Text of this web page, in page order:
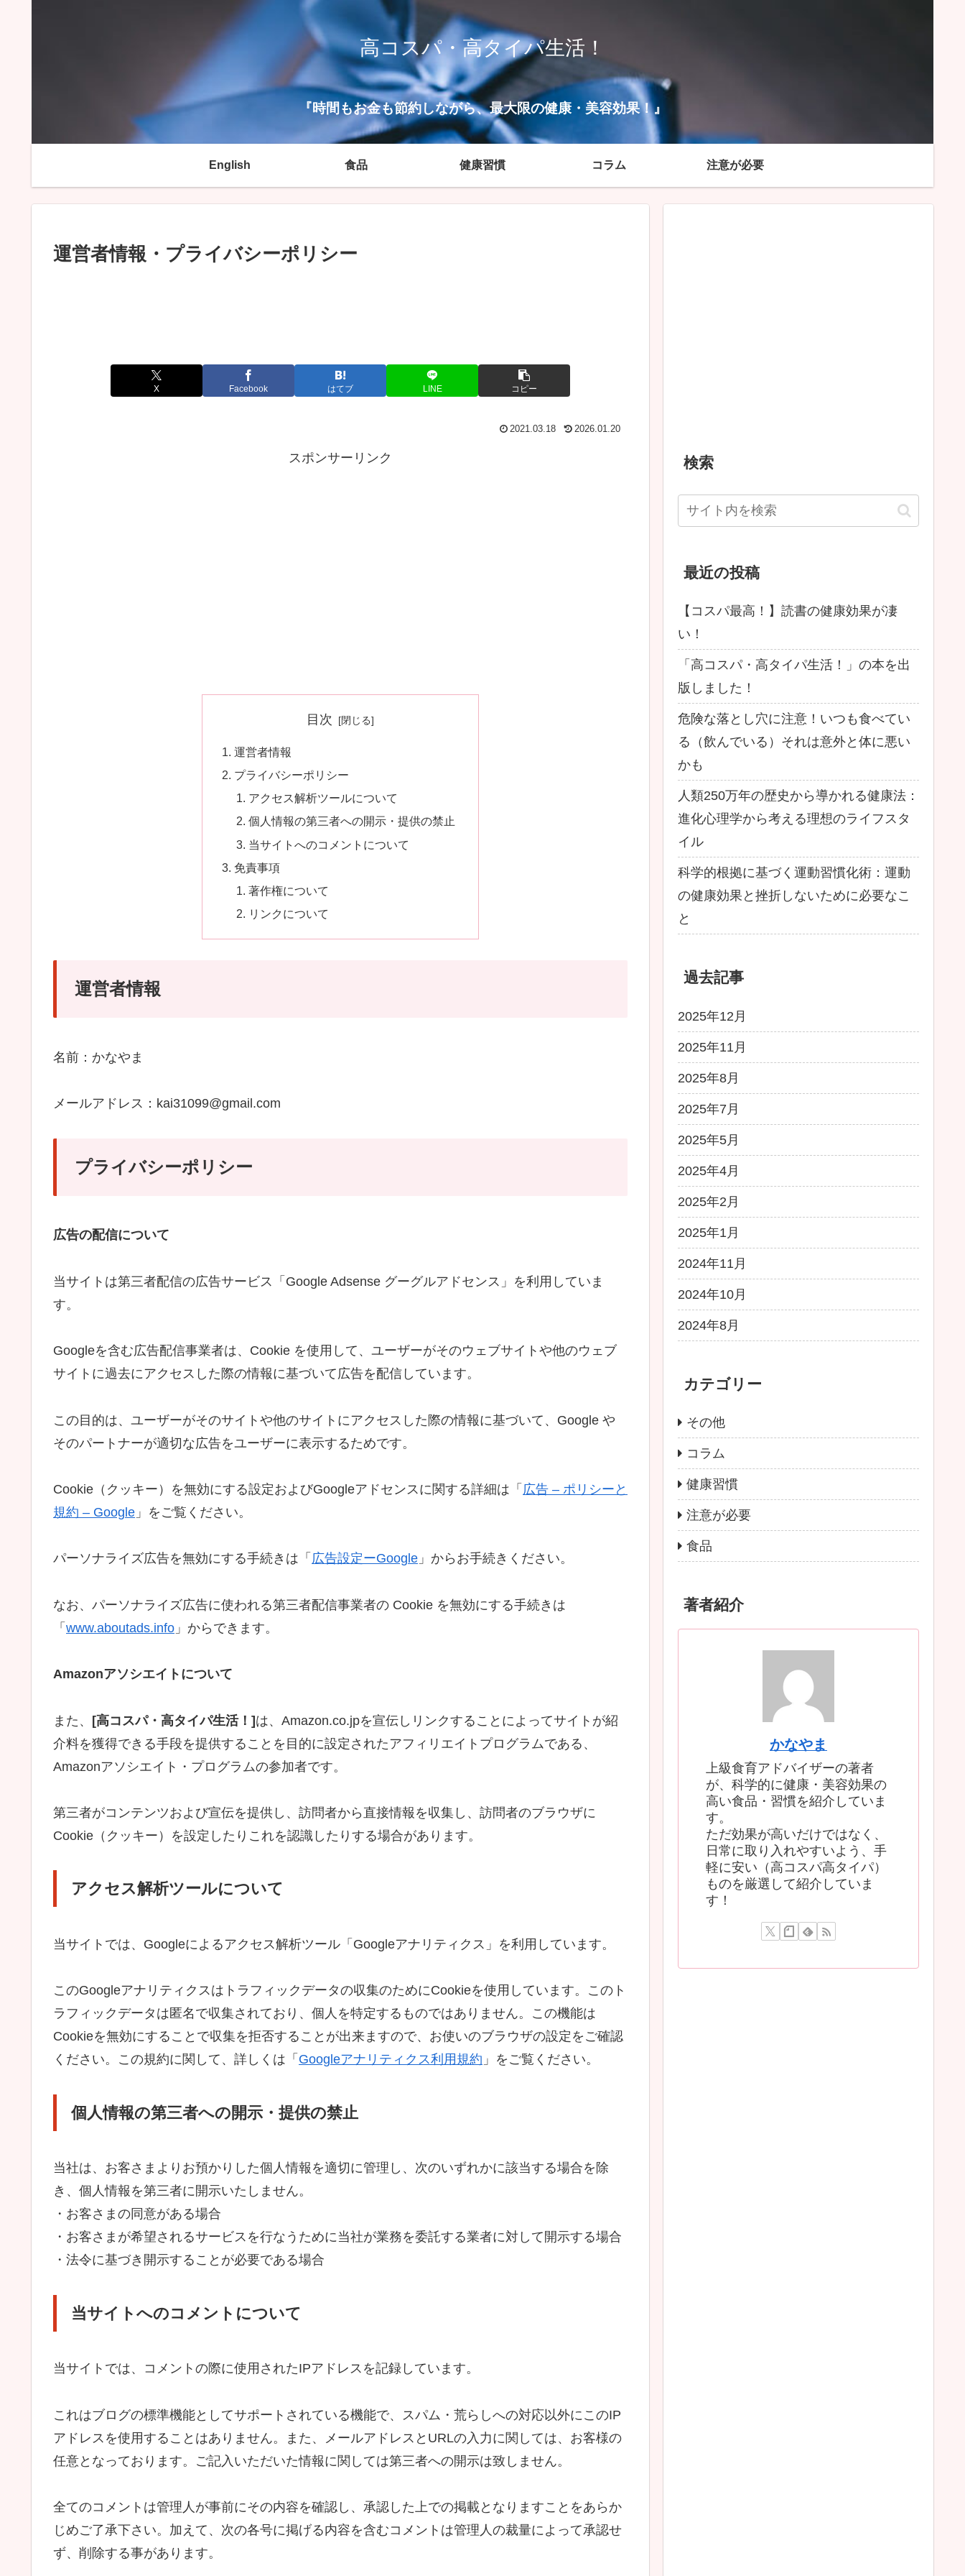
高コスパ・高タイパ生活！
『時間もお金も節約しながら、最大限の健康・美容効果！』
English 食品 健康習慣 コラム 注意が必要
運営者情報・プライバシーポリシー
X Facebook はてブ LINE コピー
2021.03.18 2026.01.20
スポンサーリンク
目次
運営者情報
プライバシーポリシー
アクセス解析ツールについて
個人情報の第三者への開示・提供の禁止
当サイトへのコメントについて
免責事項
著作権について
リンクについて
運営者情報
名前：かなやま
メールアドレス：kai31099@gmail.com
プライバシーポリシー
広告の配信について
当サイトは第三者配信の広告サービス「Google Adsense グーグルアドセンス」を利用していま
す。
Googleを含む広告配信事業者は、Cookie を使用して、ユーザーがそのウェブサイトや他のウェブ
サイトに過去にアクセスした際の情報に基づいて広告を配信しています。
この目的は、ユーザーがそのサイトや他のサイトにアクセスした際の情報に基づいて、Google や
そのパートナーが適切な広告をユーザーに表示するためです。
Cookie（クッキー）を無効にする設定およびGoogleアドセンスに関する詳細は「 広告 – ポリシーと
規約 – Google 」をご覧ください。
パーソナライズ広告を無効にする手続きは「 広告設定ーGoogle 」からお手続きください。
なお、パーソナライズ広告に使われる第三者配信事業者の Cookie を無効にする手続きは
「 www.aboutads.info 」からできます。
Amazonアソシエイトについて
また、 [高コスパ・高タイパ生活！]は、Amazon.co.jpを宣伝しリンクすることによってサイトが紹
介料を獲得できる手段を提供することを目的に設定されたアフィリエイトプログラムである、
Amazonアソシエイト・プログラムの参加者です。
第三者がコンテンツおよび宣伝を提供し、訪問者から直接情報を収集し、訪問者のブラウザに
Cookie（クッキー）を設定したりこれを認識したりする場合があります。
アクセス解析ツールについて
当サイトでは、Googleによるアクセス解析ツール「Googleアナリティクス」を利用しています。
このGoogleアナリティクスはトラフィックデータの収集のためにCookieを使用しています。このト
ラフィックデータは匿名で収集されており、個人を特定するものではありません。この機能は
Cookieを無効にすることで収集を拒否することが出来ますので、お使いのブラウザの設定をご確認
ください。この規約に関して、詳しくは「 Googleアナリティクス利用規約 」をご覧ください。
個人情報の第三者への開示・提供の禁止
当社は、お客さまよりお預かりした個人情報を適切に管理し、次のいずれかに該当する場合を除
き、個人情報を第三者に開示いたしません。
・お客さまの同意がある場合
・お客さまが希望されるサービスを行なうために当社が業務を委託する業者に対して開示する場合
・法令に基づき開示することが必要である場合
当サイトへのコメントについて
当サイトでは、コメントの際に使用されたIPアドレスを記録しています。
これはブログの標準機能としてサポートされている機能で、スパム・荒らしへの対応以外にこのIP
アドレスを使用することはありません。また、メールアドレスとURLの入力に関しては、お客様の
任意となっております。ご記入いただいた情報に関しては第三者への開示は致しません。
全てのコメントは管理人が事前にその内容を確認し、承認した上での掲載となりますことをあらか
じめご了承下さい。加えて、次の各号に掲げる内容を含むコメントは管理人の裁量によって承認せ
ず、削除する事があります。
検索
最近の投稿
【コスパ最高！】読書の健康効果が凄
い！
「高コスパ・高タイパ生活！」の本を出
版しました！
危険な落とし穴に注意！いつも食べてい
る（飲んでいる）それは意外と体に悪い
かも
人類250万年の歴史から導かれる健康法：
進化心理学から考える理想のライフスタ
イル
科学的根拠に基づく運動習慣化術：運動
の健康効果と挫折しないために必要なこ
と
過去記事
2025年12月
2025年11月
2025年8月
2025年7月
2025年5月
2025年4月
2025年2月
2025年1月
2024年11月
2024年10月
2024年8月
カテゴリー
その他
コラム
健康習慣
注意が必要
食品
著者紹介
かなやま
上級食育アドバイザーの著者
が、科学的に健康・美容効果の
高い食品・習慣を紹介していま
す。
ただ効果が高いだけではなく、
日常に取り入れやすいよう、手
軽に安い（高コスパ高タイパ）
ものを厳選して紹介していま
す！